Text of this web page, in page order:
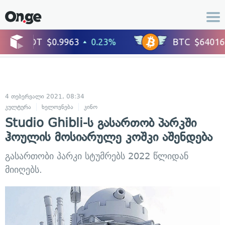
4 თებერვალი 2021, 08:34
კულტურა
ხელოვნება კინო
Studio Ghibli-ს გასართობ პარკში
ჰოულის მოსიარულე კოშკი აშენდება
გასართობი პარკი სტუმრებს 2022 წლიდან
მიიღებს.